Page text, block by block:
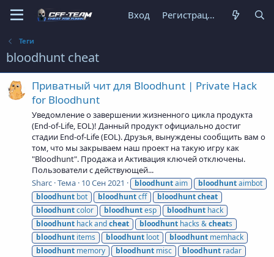
Вход Регистрация
Теги
bloodhunt cheat
Приватный чит для Bloodhunt | Private Hack
for Bloodhunt
Уведомление о завершении жизненного цикла продукта
(End-of-Life, EOL)! Данный продукт официально достиг
стадии End-of-Life (EOL). Друзья, вынуждены сообщить вам о
том, что мы закрываем наш проект на такую игру как
"Bloodhunt". Продажа и Активация ключей отключены.
Пользователи с действующей...
Sharc Тема 10 Сен 2021 bloodhuntaim bloodhuntaimbot
bloodhunt bot bloodhuntcff bloodhuntcheat
bloodhuntcolor bloodhuntesp bloodhunt hack
bloodhunt hack andcheat bloodhunt hacks &cheats
bloodhunt items bloodhunt loot bloodhunt memhack
bloodhunt memory bloodhunt misc bloodhunt radar